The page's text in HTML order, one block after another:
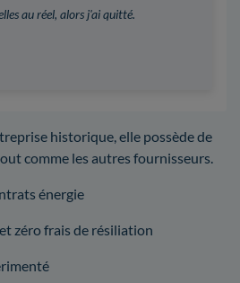
au réel, alors j'ai quitté.
historique, elle possède de
comme les autres fournisseurs.
énergie
zéro frais de résiliation